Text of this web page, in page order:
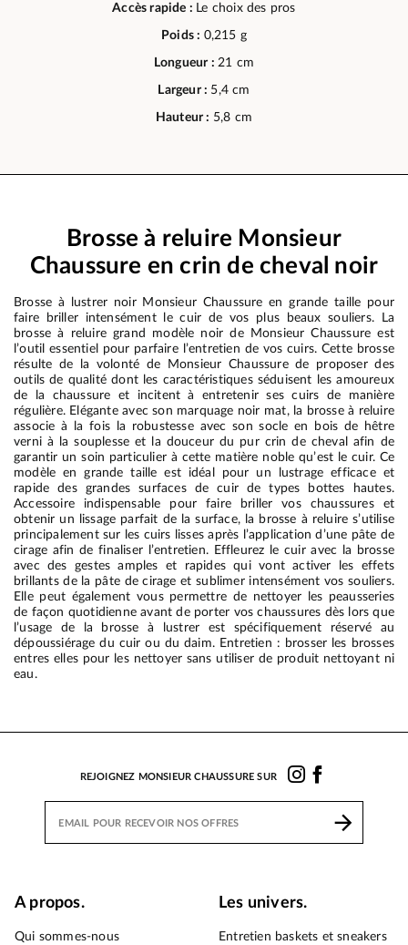
Accès rapide : Le choix des pros
Poids : 0,215 g
Longueur : 21 cm
Largeur : 5,4 cm
Hauteur : 5,8 cm
Brosse à reluire Monsieur
Chaussure en crin de cheval noir
Brosse à lustrer noir Monsieur Chaussure en grande taille pour
faire briller intensément le cuir de vos plus beaux souliers. La
brosse à reluire grand modèle noir de Monsieur Chaussure est
l’outil essentiel pour parfaire l’entretien de vos cuirs. Cette brosse
résulte de la volonté de Monsieur Chaussure de proposer des
outils de qualité dont les caractéristiques séduisent les amoureux
de la chaussure et incitent à entretenir ses cuirs de manière
régulière. Elégante avec son marquage noir mat, la brosse à reluire
associe à la fois la robustesse avec son socle en bois de hêtre
verni à la souplesse et la douceur du pur crin de cheval afin de
garantir un soin particulier à cette matière noble qu’est le cuir. Ce
modèle en grande taille est idéal pour un lustrage efficace et
rapide des grandes surfaces de cuir de types bottes hautes.
Accessoire indispensable pour faire briller vos chaussures et
obtenir un lissage parfait de la surface, la brosse à reluire s’utilise
principalement sur les cuirs lisses après l’application d’une pâte de
cirage afin de finaliser l’entretien. Effleurez le cuir avec la brosse
avec des gestes amples et rapides qui vont activer les effets
brillants de la pâte de cirage et sublimer intensément vos souliers.
Elle peut également vous permettre de nettoyer les peausseries
de façon quotidienne avant de porter vos chaussures dès lors que
l’usage de la brosse à lustrer est spécifiquement réservé au
dépoussiérage du cuir ou du daim. Entretien : brosser les brosses
entres elles pour les nettoyer sans utiliser de produit nettoyant ni
eau.
REJOIGNEZ MONSIEUR CHAUSSURE SUR
A propos.
Qui sommes-nous
Les univers.
Entretien baskets et sneakers